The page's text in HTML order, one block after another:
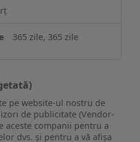
365 zile, 365 zile
pe website-ul nostru de
de publicitate (Vendor-
aceste companii pentru a
dvs. și pentru a vă afișa